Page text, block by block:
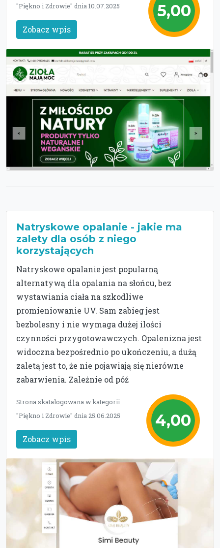
5,00
"Piękno i Zdrowie" dnia 10.07.2025
Zobacz wpis
Natryskowe opalanie - jakie ma
zalety dla osób z niego
korzystających
Natryskowe opalanie jest popularną
alternatywą dla opalania na słońcu, bez
wystawiania ciała na szkodliwe
promieniowanie UV. Sam zabieg jest
bezbolesny i nie wymaga dużej ilości
czynności przygotowawczych. Opalenizna jest
widoczna bezpośrednio po ukończeniu, a dużą
zaletą jest to, że nie pojawiają się nierówne
zabarwienia. Zależnie od póź
4,00
Strona skatalogowana w kategorii
"Piękno i Zdrowie" dnia 25.06.2025
Zobacz wpis